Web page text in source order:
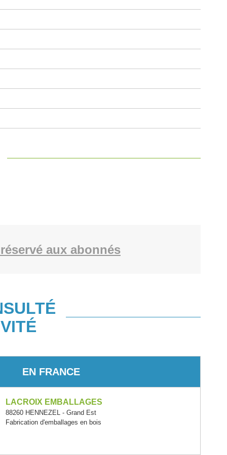
aux abonnés
EN FRANCE
LACROIX EMBALLAGES
88260 HENNEZEL - Grand Est
Fabrication d'emballages en bois